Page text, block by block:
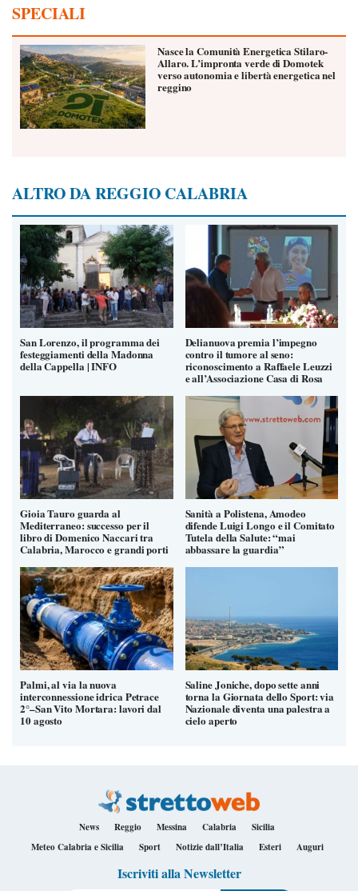
SPECIALI
Nasce la Comunità Energetica Stilaro-
Allaro. L’impronta verde di Domotek
verso autonomia e libertà energetica nel
reggino
ALTRO DA REGGIO CALABRIA
San Lorenzo, il programma dei
festeggiamenti della Madonna
della Cappella | INFO
Delianuova premia l’impegno
contro il tumore al seno:
riconoscimento a Raffaele Leuzzi
e all’Associazione Casa di Rosa
Gioia Tauro guarda al
Mediterraneo: successo per il
libro di Domenico Naccari tra
Calabria, Marocco e grandi porti
Sanità a Polistena, Amodeo
difende Luigi Longo e il Comitato
Tutela della Salute: “mai
abbassare la guardia”
Palmi, al via la nuova
interconnessione idrica Petrace
2°–San Vito Mortara: lavori dal
10 agosto
Saline Joniche, dopo sette anni
torna la Giornata dello Sport: via
Nazionale diventa una palestra a
cielo aperto
News Reggio Messina Calabria
Sicilia
Meteo Calabria e Sicilia
Sport Notizie dall’Italia Esteri Auguri
Iscriviti alla Newsletter